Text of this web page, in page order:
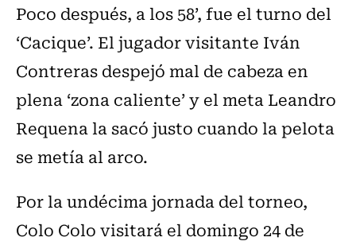
Poco después, a los 58’, fue el turno del
‘Cacique’. El jugador visitante Iván
Contreras despejó mal de cabeza en
plena ‘zona caliente’ y el meta Leandro
Requena la sacó justo cuando la pelota
se metía al arco.
Por la undécima jornada del torneo,
Colo Colo visitará el domingo 24 de